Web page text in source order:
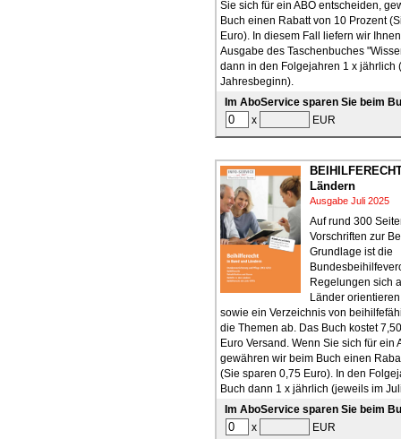
Sie sich für ein ABO entscheiden,
Buch einen Rabatt von 10 Prozent
Euro). In diesem Fall liefern wir
Ausgabe des Taschenbuches
dann in den Folgejahren 1 x jährlich
Jahresbeginn).
Im AboService sparen Sie beim
x
EUR
Ländern
Ausgabe Juli 2025
Auf rund 300
Vorschriften zur
Grundlage ist die
Regelungen sich
Länder
sowie ein Verzeichnis von
die Themen ab. Das Buch kostet
Euro Versand. Wenn Sie sich für ein
gewähren wir beim Buch einen
(Sie sparen 0,75 Euro). In den
Buch dann 1 x jährlich (jeweils im
Im AboService sparen Sie beim
x
EUR